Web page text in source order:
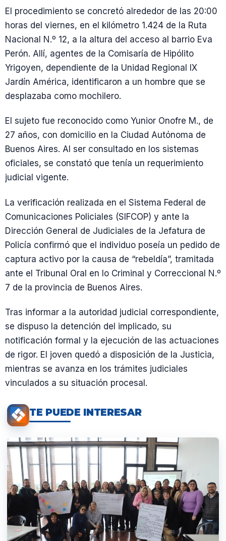
El procedimiento se concretó alrededor de las 20:00
horas del viernes, en el kilómetro 1.424 de la Ruta
Nacional N.º 12, a la altura del acceso al barrio Eva
Perón. Allí, agentes de la Comisaría de Hipólito
Yrigoyen, dependiente de la Unidad Regional IX
Jardín América, identificaron a un hombre que se
desplazaba como mochilero.
El sujeto fue reconocido como Yunior Onofre M., de
27 años, con domicilio en la Ciudad Autónoma de
Buenos Aires. Al ser consultado en los sistemas
oficiales, se constató que tenía un requerimiento
judicial vigente.
La verificación realizada en el Sistema Federal de
Comunicaciones Policiales (SIFCOP) y ante la
Dirección General de Judiciales de la Jefatura de
Policía confirmó que el individuo poseía un pedido de
captura activo por la causa de “rebeldía”, tramitada
ante el Tribunal Oral en lo Criminal y Correccional N.º
7 de la provincia de Buenos Aires.
Tras informar a la autoridad judicial correspondiente,
se dispuso la detención del implicado, su
notificación formal y la ejecución de las actuaciones
de rigor. El joven quedó a disposición de la Justicia,
mientras se avanza en los trámites judiciales
vinculados a su situación procesal.
TE PUEDE INTERESAR